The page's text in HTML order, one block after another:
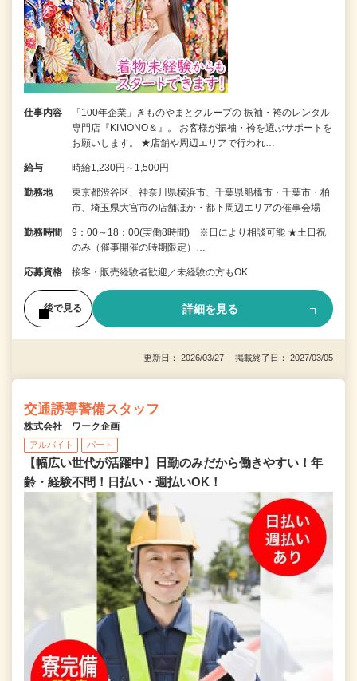
仕事内容
「100年企業」きものやまとグループの 振袖・袴のレンタル
専門店『KIMONO＆』。 お客様が振袖・袴を選ぶサポートを
お願いします。 ★店舗や周辺エリアで行われ…
給与 時給1,230円～1,500円
勤務地
東京都渋谷区、神奈川県横浜市、千葉県船橋市・千葉市・柏
市、埼玉県大宮市の店舗ほか・都下周辺エリアの催事会場
勤務時間
9：00～18：00(実働8時間) ※日により相談可能 ★土日祝
のみ（催事開催の時期限定）…
応募資格 接客・販売経験者歓迎／未経験の方もOK
後で見る 詳細を見る
更新日： 2026/03/27 掲載終了日： 2027/03/05
交通誘導警備スタッフ
株式会社 ワーク企画
アルバイト パート
【幅広い世代が活躍中】日勤のみだから働きやすい！年
齢・経験不問！日払い・週払いOK！